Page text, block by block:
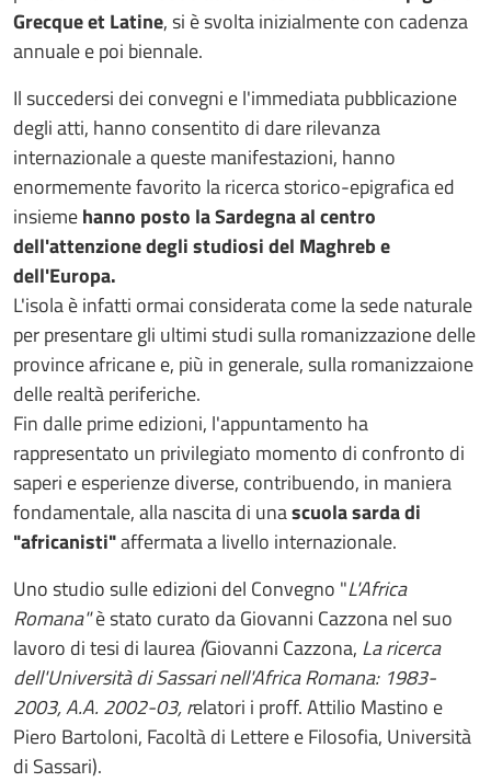
Grecque et Latine, si è svolta inizialmente con cadenza
annuale e poi biennale.
Il succedersi dei convegni e l'immediata pubblicazione
degli atti, hanno consentito di dare rilevanza
internazionale a queste manifestazioni, hanno
enormemente favorito la ricerca storico-epigrafica ed
insiemehanno posto la Sardegna al centro
dell'attenzione degli studiosi del Maghreb e
dell'Europa.
L'isola è infatti ormai considerata come la sede naturale
per presentare gli ultimi studi sulla romanizzazione delle
province africane e, più in generale, sulla romanizzaione
delle realtà periferiche.
Fin dalle prime edizioni, l'appuntamento ha
rappresentato un privilegiato momento di confronto di
saperi e esperienze diverse, contribuendo, in maniera
fondamentale, alla nascita di unascuola sarda di
"africanisti"affermata a livello internazionale.
Uno studio sulIe edizioni del Convegno "L'Africa
Romana"è stato curato daGiovanni Cazzona nel suo
lavoro di tesi di laurea(Giovanni Cazzona, La ricerca
dell'Università di Sassari nell'Africa Romana: 1983-
2003, A.A. 2002-03, relatori i proff. Attilio Mastino e
Piero Bartoloni, Facoltà di Lettere e Filosofia, Università
di Sassari).